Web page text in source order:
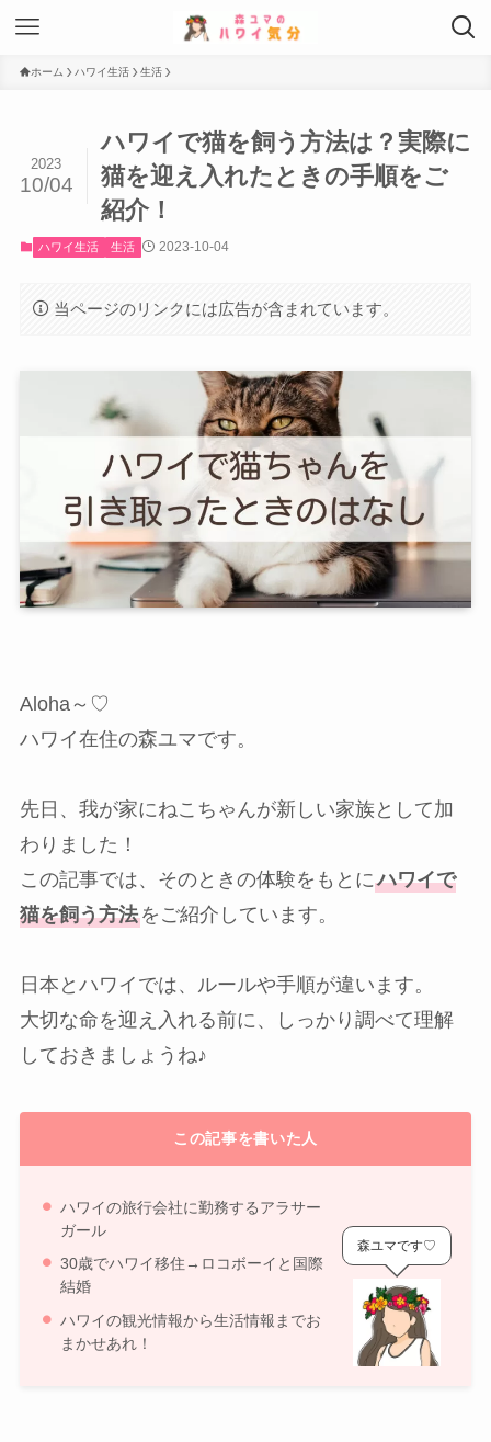
ホーム ハワイ生活 生活
ハワイで猫を飼う方法は？実際に
猫を迎え入れたときの手順をご
紹介！
2023
10/04
ハワイ生活 生活 2023-10-04
当ページのリンクには広告が含まれています。
Aloha～♡
ハワイ在住の森ユマです。
先日、我が家にねこちゃんが新しい家族として加
わりました！
この記事では、そのときの体験をもとにハワイで
猫を飼う方法をご紹介しています。
日本とハワイでは、ルールや手順が違います。
大切な命を迎え入れる前に、しっかり調べて理解
しておきましょうね♪
この記事を書いた人
ハワイの旅行会社に勤務するアラサー
ガール
30歳でハワイ移住→ロコボーイと国際
結婚
ハワイの観光情報から生活情報までお
まかせあれ！
森ユマです♡